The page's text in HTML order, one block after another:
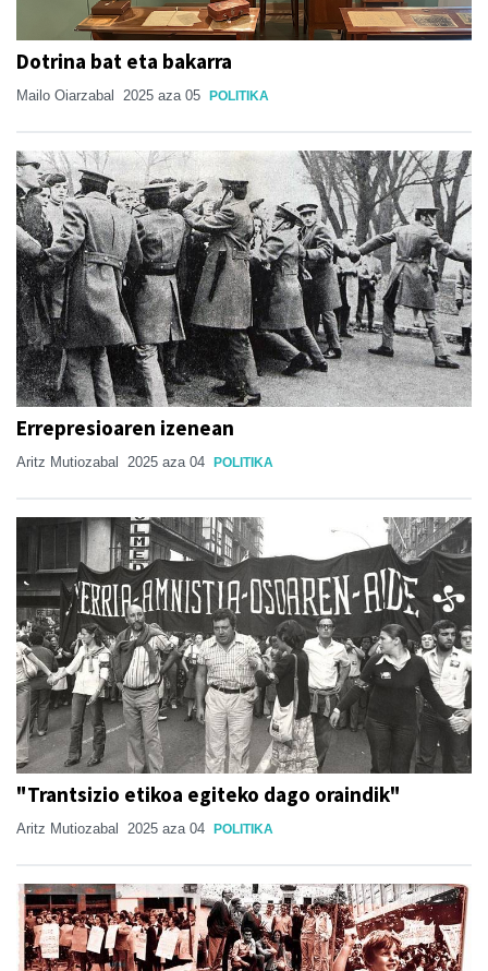
Dotrina bat eta bakarra
Mailo Oiarzabal 2025 aza 05 POLITIKA
Errepresioaren izenean
Aritz Mutiozabal 2025 aza 04 POLITIKA
"Trantsizio etikoa egiteko dago oraindik"
Aritz Mutiozabal 2025 aza 04 POLITIKA